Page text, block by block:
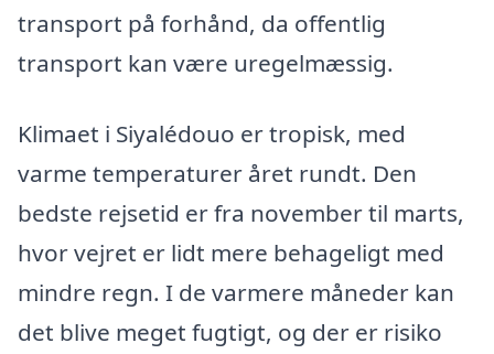
transport på forhånd, da offentlig
transport kan være uregelmæssig.
Klimaet i Siyalédouo er tropisk, med
varme temperaturer året rundt. Den
bedste rejsetid er fra november til marts,
hvor vejret er lidt mere behageligt med
mindre regn. I de varmere måneder kan
det blive meget fugtigt, og der er risiko